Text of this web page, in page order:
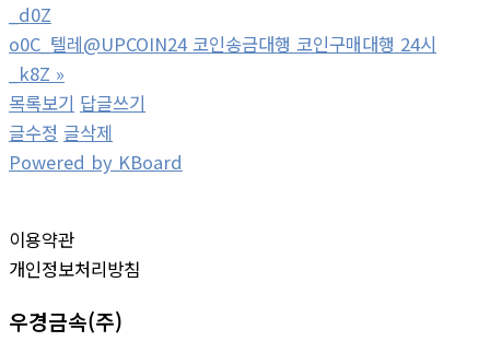
_d0Z
o0C_텔레@UPCOIN24 코인송금대행 코인구매대행 24시
_k8Z »
목록보기 답글쓰기
글수정 글삭제
Powered by KBoard
이용약관
개인정보처리방침
우경금속(주)